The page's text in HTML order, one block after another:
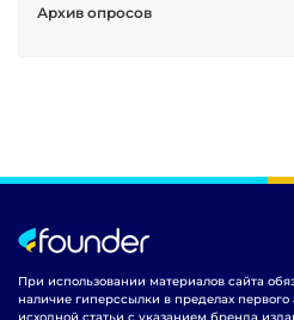
Архив опросов
При использовании материалов сайта
наличие гиперссылки в пределах